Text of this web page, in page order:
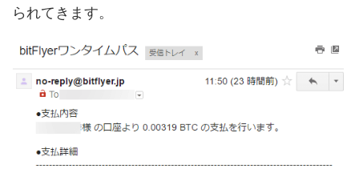
られてきます。